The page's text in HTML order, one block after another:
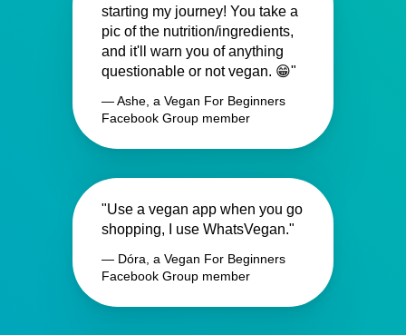
starting my journey! You take a
pic of the nutrition/ingredients,
and it'll warn you of anything
questionable or not vegan. 😁"
— Ashe, a Vegan For Beginners
Facebook Group member
"Use a vegan app when you go
shopping, I use WhatsVegan."
— Dóra, a Vegan For Beginners
Facebook Group member